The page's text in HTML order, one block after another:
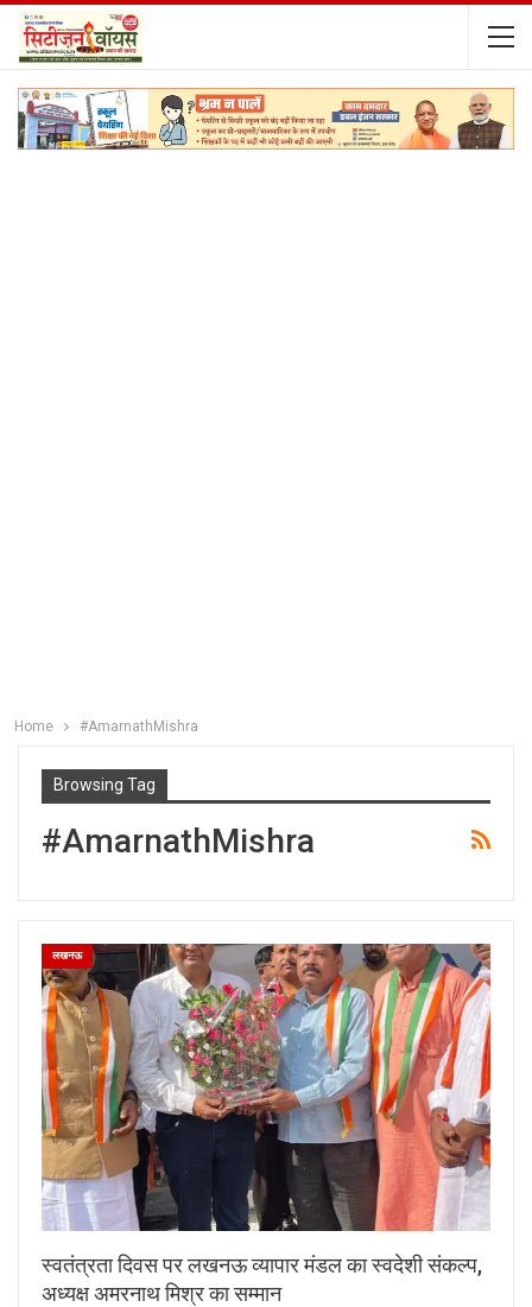
Home #AmarnathMishra
Browsing Tag
#AmarnathMishra
लखनऊ
स्वतंत्रता दिवस पर लखनऊ व्यापार मंडल का स्वदेशी संकल्प,
अध्यक्ष अमरनाथ मिश्र का सम्मान